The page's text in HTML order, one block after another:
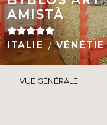
AMISTÀ
ITALIE VÉNÉTIE
VUE GÉNÉRALE